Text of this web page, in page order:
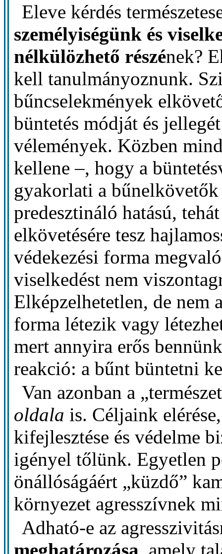
Eleve kérdés
személyiségünk és
nélkülözhető részének?
kell tanulmányoznunk.
bűncselekmények
büntetés módját és
vélemények. Közben
kellene –, hogy a
gyakorlati a
predesztináló hatású,
elkövetésére tesz
védekezési forma
viselkedést nem
Elképzelhetetlen, de nem
forma létezik vagy
mert annyira erős
reakció: a bűnt büntetni
Van azonban a
oldala is. Céljaink
kifejlesztése és védelme
igényel tőlünk. Egyetlen
önállóságáért „küzdő”
környezet agresszívnek
Adható-e az